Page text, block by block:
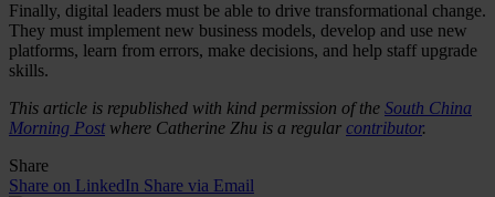
Finally, digital leaders must be able to drive transformational change.
They must implement new business models, develop and use new
platforms, learn from errors, make decisions, and help staff upgrade
skills.
This article is republished with kind permission of the South China
Morning Postwhere Catherine Zhu is a regular contributor.
Share
Share on LinkedIn Share via Email